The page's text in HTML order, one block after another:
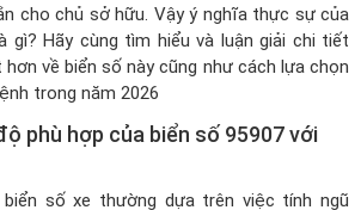
cho chủ sở hữu. Vậy ý nghĩa thực sự của
gì? Hãy cùng tìm hiểu và luận giải chi tiết
về biển số này cũng như cách lựa chọn
trong năm 2026
phù hợp của biển số 95907 với
biển số xe thường dựa trên việc tính ngũ